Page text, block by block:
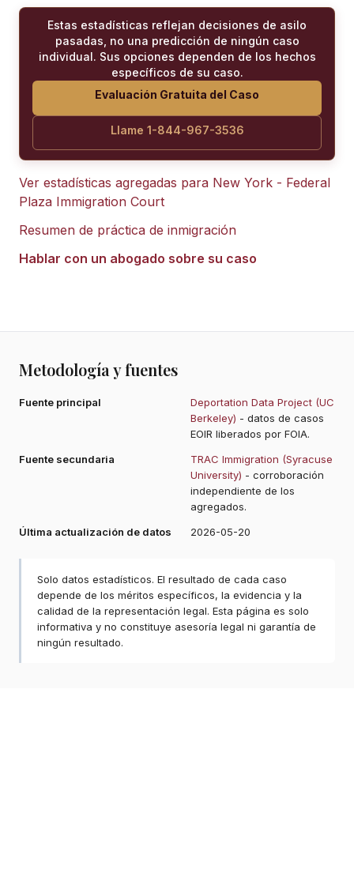
Estas estadísticas reflejan decisiones de asilo
pasadas, no una predicción de ningún caso
individual. Sus opciones dependen de los hechos
específicos de su caso.
Evaluación Gratuita del Caso
Llame 1-844-967-3536
Ver estadísticas agregadas para New York - Federal
Plaza Immigration Court
Resumen de práctica de inmigración
Hablar con un abogado sobre su caso
Metodología y fuentes
Fuente principal
Deportation Data Project (UC
Berkeley) - datos de casos
EOIR liberados por FOIA.
Fuente secundaria
TRAC Immigration (Syracuse
University) - corroboración
independiente de los
agregados.
Última actualización de datos
2026-05-20
Solo datos estadísticos. El resultado de cada caso
depende de los méritos específicos, la evidencia y la
calidad de la representación legal. Esta página es solo
informativa y no constituye asesoría legal ni garantía de
ningún resultado.